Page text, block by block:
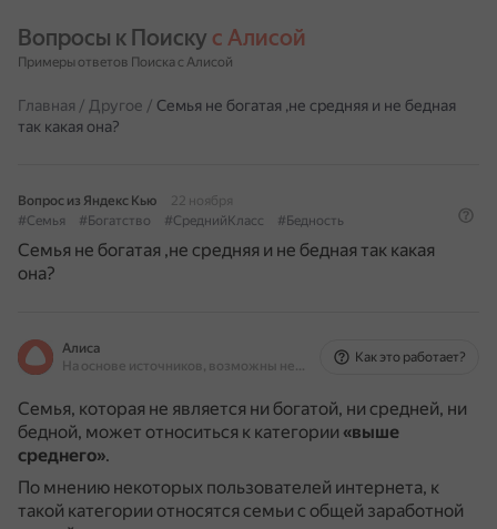
Вопросы к Поиску с Алисой
Примеры ответов Поиска с Алисой
Главная / Другое / Семья не богатая ,не средняя и не бедная
так какая она?
Вопрос из Яндекс Кью
22 ноября
#Семья
#Богатство #СреднийКласс #Бедность
Семья не богатая ,не средняя и не бедная так какая
она?
Алиса
На основе источников, возможны неточности
Как это работает?
Семья, которая не является ни богатой, ни средней, ни
бедной, может относиться к категории «выше
среднего».
По мнению некоторых пользователей интернета, к
такой категории относятся семьи с общей заработной